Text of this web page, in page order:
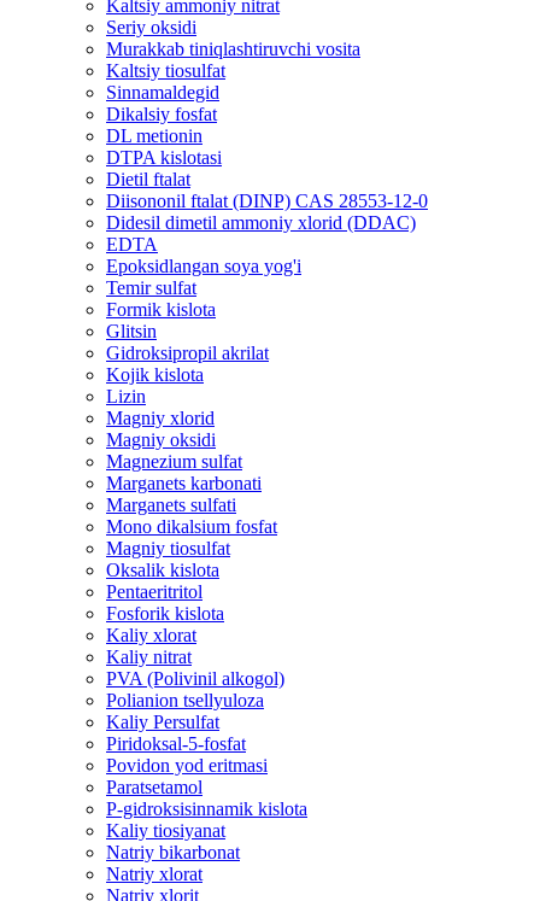
Kaltsiy ammoniy nitrat
Seriy oksidi
Murakkab tiniqlashtiruvchi vosita
Kaltsiy tiosulfat
Sinnamaldegid
Dikalsiy fosfat
DL metionin
DTPA kislotasi
Dietil ftalat
Diisononil ftalat (DINP) CAS 28553-12-0
Didesil dimetil ammoniy xlorid (DDAC)
EDTA
Epoksidlangan soya yog'i
Temir sulfat
Formik kislota
Glitsin
Gidroksipropil akrilat
Kojik kislota
Lizin
Magniy xlorid
Magniy oksidi
Magnezium sulfat
Marganets karbonati
Marganets sulfati
Mono dikalsium fosfat
Magniy tiosulfat
Oksalik kislota
Pentaeritritol
Fosforik kislota
Kaliy xlorat
Kaliy nitrat
PVA (Polivinil alkogol)
Polianion tsellyuloza
Kaliy Persulfat
Piridoksal-5-fosfat
Povidon yod eritmasi
Paratsetamol
P-gidroksisinnamik kislota
Kaliy tiosiyanat
Natriy bikarbonat
Natriy xlorat
Natriy xlorit